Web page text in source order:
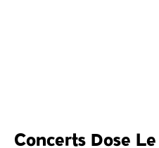
Concerts Dose